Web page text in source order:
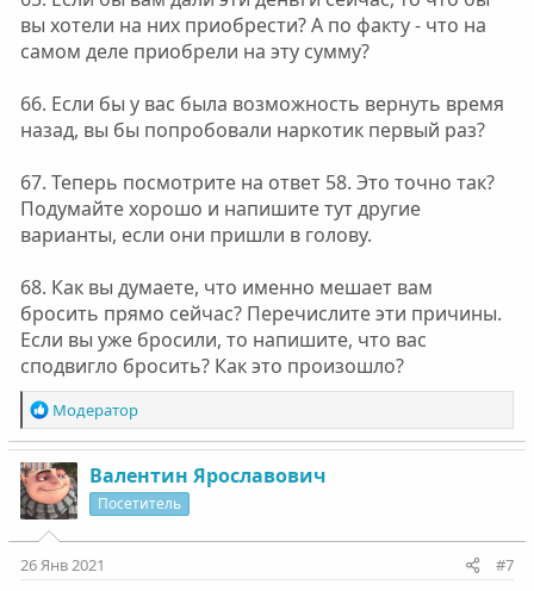
вы хотели на них приобрести? А по факту - что на
самом деле приобрели на эту сумму?
66. Если бы у вас была возможность вернуть время
назад, вы бы попробовали наркотик первый раз?
67. Теперь посмотрите на ответ 58. Это точно так?
Подумайте хорошо и напишите тут другие
варианты, если они пришли в голову.
68. Как вы думаете, что именно мешает вам
бросить прямо сейчас? Перечислите эти причины.
Если вы уже бросили, то напишите, что вас
сподвигло бросить? Как это произошло?
Р
е
а
к
ц
и
и
:
Модератор
Валентин Ярославович
Посетитель
26 Янв 2021 #7